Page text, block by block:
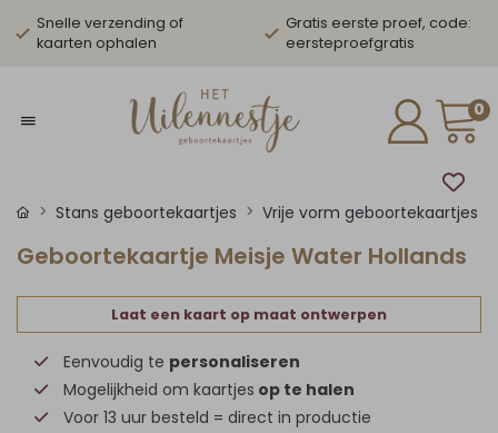
Snelle verzending of
kaarten ophalen
Gratis eerste proef, code:
eersteproefgratis
0
Stans geboortekaartjes Vrije vorm geboortekaartjes
Geboortekaartje Meisje Water Hollands
Laat een kaart op maat ontwerpen
Eenvoudig te personaliseren
Mogelijkheid om kaartjes op te halen
Voor 13 uur besteld = direct in productie